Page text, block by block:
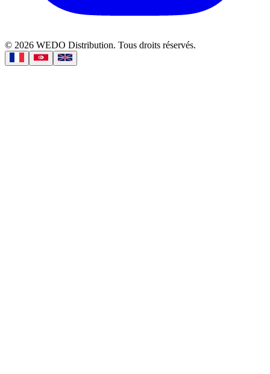
© 2026 WEDO Distribution. Tous droits réservés.